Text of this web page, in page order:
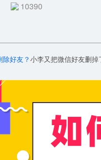
10390
好友？小李又把微信好友删